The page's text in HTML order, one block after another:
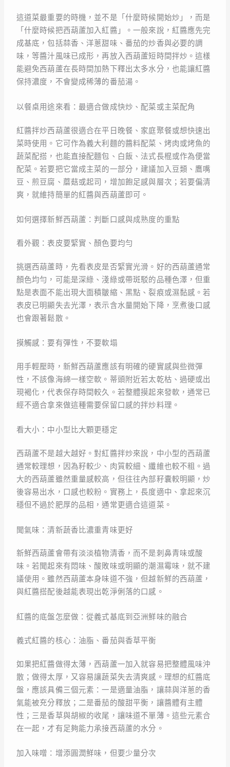
這道菜最重要的時機，並不是「什麼時候開始炒」，而是
「什麼時候把西葫蘆加入紅醬」。一般來說，紅醬應先完
成基底，包括蒜香、洋蔥甜味、番茄的炒香與必要的調
味，等醬汁風味已成形，再放入西葫蘆短時間拌炒。這樣
能避免西葫蘆在長時間加熱下釋出太多水分，也能讓紅醬
保持濃度，不會變成稀薄的番茄湯。
以餐桌用途來看：最適合做成快炒、配菜或主菜配角
紅醬拌炒西葫蘆很適合在平日晚餐、家庭聚餐或想快速出
菜時使用。它可作為義大利麵的醬料配菜、烤肉或烤魚的
蔬菜配搭，也能直接配麵包、白飯、法式長棍或作為便當
配菜。若要把它當成主菜的一部分，建議加入豆類、鷹嘴
豆、煎豆腐、蘑菇或起司，增加飽足感與層次；若要偏清
爽，就維持簡單的紅醬與西葫蘆即可。
如何選擇新鮮西葫蘆：判斷口感與成熟度的重點
看外觀：表皮要緊實、顏色要均勻
挑選西葫蘆時，先看表皮是否緊實光滑。好的西葫蘆通常
顏色均勻，可能是深綠、淺綠或帶斑駁的品種色澤，但重
點是表面不能出現大面積皺縮、黑點、裂痕或濕黏感。若
表皮已明顯失去光澤，表示含水量開始下降，烹煮後口感
也會跟著鬆散。
摸觸感：要有彈性，不要軟塌
用手輕壓時，新鮮西葫蘆應該有明確的硬實感與些微彈
性，不該像海綿一樣空軟。蒂頭附近若太乾枯、過硬或出
現褐化，代表保存時間較久。若整體摸起來發軟，通常已
經不適合拿來做這種需要保留口感的拌炒料理。
看大小：中小型比大顆更穩定
西葫蘆不是越大越好。對紅醬拌炒來說，中小型的西葫蘆
通常較理想，因為籽較少、肉質較細、纖維也較不粗。過
大的西葫蘆雖然重量感較高，但往往內部籽囊較明顯，炒
後容易出水，口感也較粉。實務上，長度適中、拿起來沉
穩但不過於肥厚的品相，通常更適合這道菜。
聞氣味：清新蔬香比濃重青味更好
新鮮西葫蘆會帶有淡淡植物清香，而不是刺鼻青味或酸
味。若聞起來有悶味、酸敗味或明顯的潮濕霉味，就不建
議使用。雖然西葫蘆本身味道不強，但越新鮮的西葫蘆，
與紅醬搭配後越能表現出乾淨俐落的口感。
紅醬的底盤怎麼做：從義式基底到亞洲鮮味的融合
義式紅醬的核心：油脂、番茄與香草平衡
如果把紅醬做得太薄，西葫蘆一加入就容易把整體風味沖
散；做得太厚，又容易讓蔬菜失去清爽感。理想的紅醬底
盤，應該具備三個元素：一是適量油脂，讓蒜與洋蔥的香
氣能被充分釋放；二是番茄的酸甜平衡，讓醬體有主體
性；三是香草與胡椒的收尾，讓味道不單薄。這些元素合
在一起，才有足夠能力承接西葫蘆的水分。
加入味噌：增添圓潤鮮味，但要少量分次